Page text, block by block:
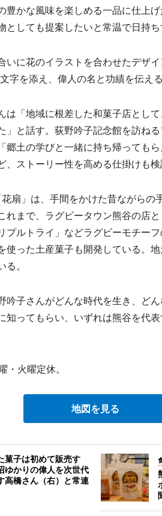
かな風味を楽しめる一品に仕上
としても提案したいと常温で日持ち
に花のイラストを合わせたデザ
字を添え、偉人の名と功績を伝える
「地域に根差した和菓子店とし
」と話す。荻野吟子記念館を訪ね
郷土の学びと一緒に持ち帰っても
ストーリー性を高める仕掛けも検
扇」は、手間をかけた昔ながらの
れまで、ラグビータウン熊谷の店
プルトライ」などラグビーモチー
使った土産菓子も開発している。
。
子さんがどんな時代を生き、ど
知ってもらい、いずれは熊谷を代
火曜定休。
地図を見る
菓子は初めて販売す
ゆかりの偉人を次世代
高橋さん（右）と常連